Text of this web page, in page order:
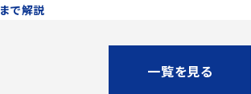
まで解説
一覧を見る